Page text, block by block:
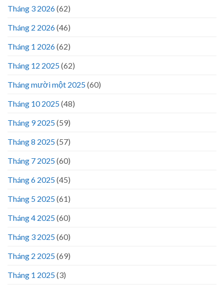
Tháng 3 2026(62)
Tháng 2 2026(46)
Tháng 1 2026(62)
Tháng 12 2025(62)
Tháng mười một 2025(60)
Tháng 10 2025(48)
Tháng 9 2025(59)
Tháng 8 2025(57)
Tháng 7 2025(60)
Tháng 6 2025(45)
Tháng 5 2025(61)
Tháng 4 2025(60)
Tháng 3 2025(60)
Tháng 2 2025(69)
Tháng 1 2025(3)